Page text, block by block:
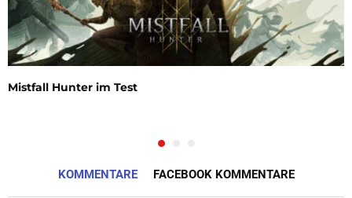
Mistfall Hunter im Test
KOMMENTARE FACEBOOK KOMMENTARE